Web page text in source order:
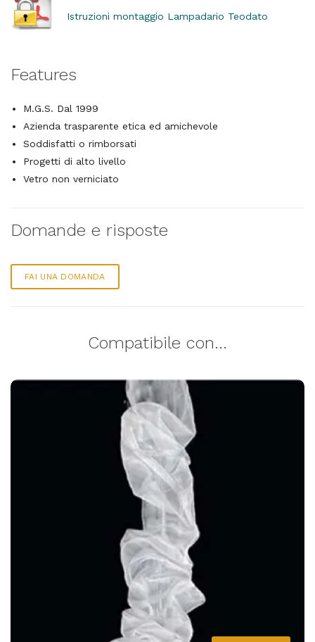
Istruzioni montaggio Lampadario Teodato
Features
M.G.S. Dal 1999
Azienda trasparente etica ed amichevole
Soddisfatti o rimborsati
Progetti di alto livello
Vetro non verniciato
Domande e risposte
FAI UNA DOMANDA
Compatibile con...